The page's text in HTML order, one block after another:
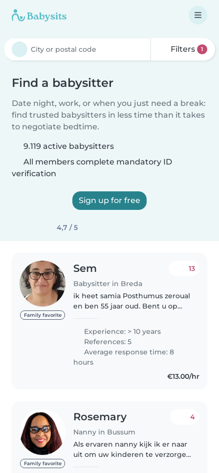
Filters 1
Find a babysitter
Date night, work, or when you just need a break:
find trusted babysitters in less time than it takes
to negotiate bedtime.
9.119 active babysitters
All members complete mandatory ID
verification
Sign up for free
4,7 / 5
Family favorite
Sem
Babysitter in Breda
13
ik heet samia Posthumus zeroual
en ben 55 jaar oud. Bent u op
meer over mij weten? Stuur
gerust een bericht. In Algerije
heb ik ruim tien jaar biologie..
Experience: > 10 years
References: 5
Average response time: 8
hours
€13.00/hr
Family favorite
Rosemary
Nanny in Bussum
4
Als ervaren nanny kijk ik er naar
uit om uw kinderen te verzorgen